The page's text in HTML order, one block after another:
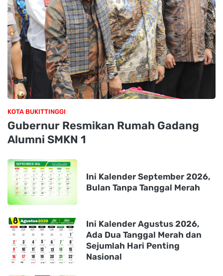
KOTA BUKITTINGGI
Gubernur Resmikan Rumah Gadang
Alumni SMKN 1
Ini Kalender September 2026,
Bulan Tanpa Tanggal Merah
Ini Kalender Agustus 2026,
Ada Dua Tanggal Merah dan
Sejumlah Hari Penting
Nasional